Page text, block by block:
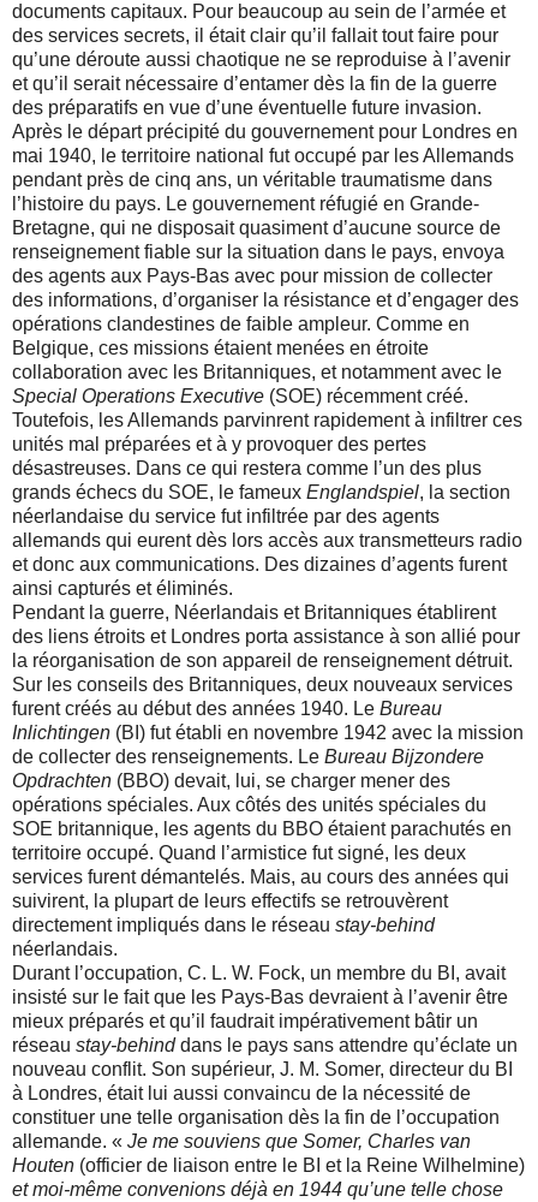
documents capitaux. Pour beaucoup au sein de l’armée et
des services secrets, il était clair qu’il fallait tout faire pour
qu’une déroute aussi chaotique ne se reproduise à l’avenir
et qu’il serait nécessaire d’entamer dès la fin de la guerre
des préparatifs en vue d’une éventuelle future invasion.
Après le départ précipité du gouvernement pour Londres en
mai 1940, le territoire national fut occupé par les Allemands
pendant près de cinq ans, un véritable traumatisme dans
l’histoire du pays. Le gouvernement réfugié en Grande-
Bretagne, qui ne disposait quasiment d’aucune source de
renseignement fiable sur la situation dans le pays, envoya
des agents aux Pays-Bas avec pour mission de collecter
des informations, d’organiser la résistance et d’engager des
opérations clandestines de faible ampleur. Comme en
Belgique, ces missions étaient menées en étroite
collaboration avec les Britanniques, et notamment avec le
Special Operations Executive (SOE) récemment créé.
Toutefois, les Allemands parvinrent rapidement à infiltrer ces
unités mal préparées et à y provoquer des pertes
désastreuses. Dans ce qui restera comme l’un des plus
grands échecs du SOE, le fameux Englandspiel, la section
néerlandaise du service fut infiltrée par des agents
allemands qui eurent dès lors accès aux transmetteurs radio
et donc aux communications. Des dizaines d’agents furent
ainsi capturés et éliminés.
Pendant la guerre, Néerlandais et Britanniques établirent
des liens étroits et Londres porta assistance à son allié pour
la réorganisation de son appareil de renseignement détruit.
Sur les conseils des Britanniques, deux nouveaux services
furent créés au début des années 1940. Le Bureau
Inlichtingen (BI) fut établi en novembre 1942 avec la mission
de collecter des renseignements. Le Bureau Bijzondere
Opdrachten (BBO) devait, lui, se charger mener des
opérations spéciales. Aux côtés des unités spéciales du
SOE britannique, les agents du BBO étaient parachutés en
territoire occupé. Quand l’armistice fut signé, les deux
services furent démantelés. Mais, au cours des années qui
suivirent, la plupart de leurs effectifs se retrouvèrent
directement impliqués dans le réseau stay-behind
néerlandais.
Durant l’occupation, C. L. W. Fock, un membre du BI, avait
insisté sur le fait que les Pays-Bas devraient à l’avenir être
mieux préparés et qu’il faudrait impérativement bâtir un
réseau stay-behinddans le pays sans attendre qu’éclate un
nouveau conflit. Son supérieur, J. M. Somer, directeur du BI
à Londres, était lui aussi convaincu de la nécessité de
constituer une telle organisation dès la fin de l’occupation
allemande. « Je me souviens que Somer, Charles van
Houten (officier de liaison entre le BI et la Reine Wilhelmine)
et moi-même convenions déjà en 1944 qu’une telle chose